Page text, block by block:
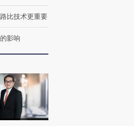
私7万
视线｜被称为“蟑螂”的印
100种
·第三对
CFO：不靠规模取胜，华
住三大增长引擎是什么？
比技术更重要
影响